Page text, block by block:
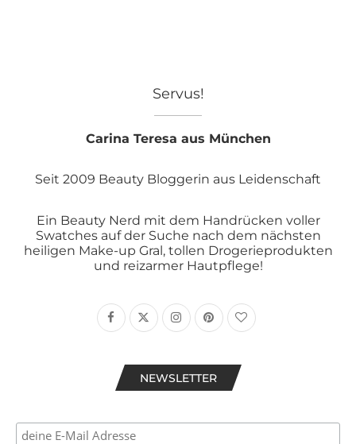
Servus!
Carina Teresa aus München
Seit 2009 Beauty Bloggerin aus Leidenschaft
Ein Beauty Nerd mit dem Handrücken voller
Swatches auf der Suche nach dem nächsten
heiligen Make-up Gral, tollen Drogerieprodukten
und reizarmer Hautpflege!
NEWSLETTER